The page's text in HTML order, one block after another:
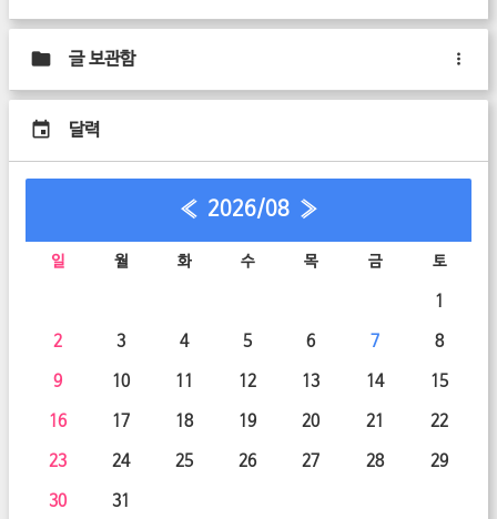
글 보관함
달력
« 2026/08 »
일 월 화 수 목 금 토
1
2 3 4 5 6 7 8
9 10 11 12 13 14 15
16 17 18 19 20 21 22
23 24 25 26 27 28 29
30 31